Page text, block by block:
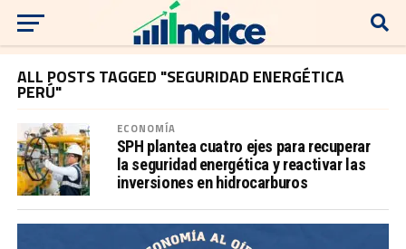
ALL POSTS TAGGED "SEGURIDAD ENERGÉTICA
PERÚ"
ECONOMÍA
SPH plantea cuatro ejes para recuperar
la seguridad energética y reactivar las
inversiones en hidrocarburos